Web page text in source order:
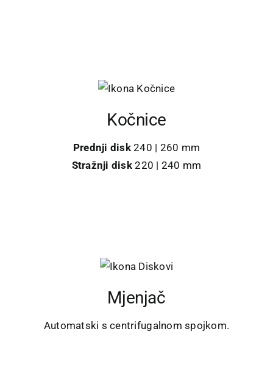
Kočnice
Prednji disk240 | 260 mm
Stražnji disk 220 | 240 mm
Mjenjač
Automatski s centrifugalnom spojkom.